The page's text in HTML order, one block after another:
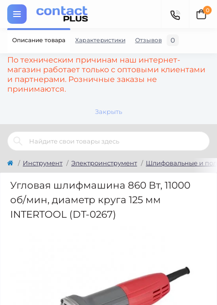
По техническим причинам наш интернет-
магазин работает только с оптовыми клиентами
и партнерами. Розничные заказы не
принимаются.
Закрыть
0
Инструмент Электроинструмент Шлифовальные и
Угловая шлифмашина 860 Вт, 11000
об/мин, диаметр круга 125 мм
INTERTOOL (DT-0267)
Описание товара Характеристики Отзывов 0